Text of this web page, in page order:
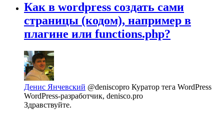
Как в wordpress создать сами
страницы (кодом), например в
плагине или functions.php?
Денис Янчевский @deniscopro Куратор тега WordPress
WordPress-разработчик, denisco.pro
Здравствуйте.